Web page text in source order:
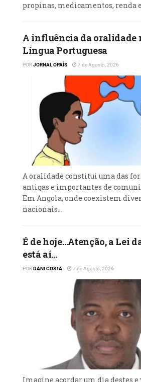
propinas, medicamentos, renda
A influência da oralidade
Língua Portuguesa
PORJORNAL OPAÍS 7 de Agosto, 2026
A oralidade constitui uma das
antigas e importantes de
Em Angola, onde coexistem
nacionais...
É de hoje…Atenção, a Lei
está aí…
POR DANI COSTA 7 de Agosto, 2026
Imagine acordar um dia destes e